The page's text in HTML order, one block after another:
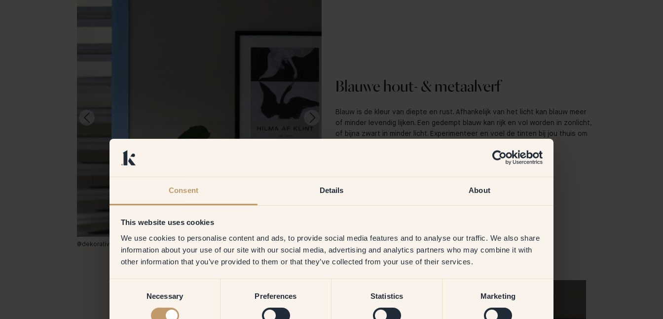
Consent Details About
This website uses cookies
We use cookies to personalise content and ads, to provide social media features and to analyse our traffic. We also share
information about your use of our site with our social media, advertising and analytics partners who may combine it with
other information that you’ve provided to them or that they’ve collected from your use of their services.
Necessary Preferences Statistics Marketing
@dekorativet
Blauwe hout- & metaalverf
Blauw is de kleur van diepte en rust. Afhankelijk van het licht kan blauw meer
of minder levendig lijken. Een gedempt blauw kan rijk en vol worden in zonlicht,
of bijna zwart in minder licht. Experimenteer en voel de tinten bij jou thuis om
Bekijk hoe anderen hun meubels blauw hebben geverfd met Klint.